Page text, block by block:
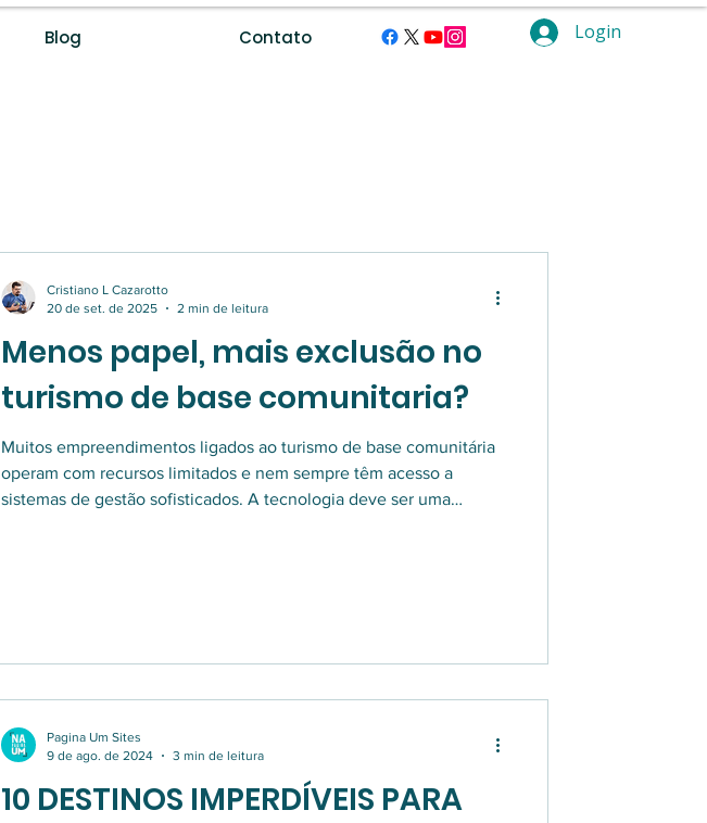
Blog Contato Login
Menos papel, mais exclusão no
turismo de base comunitaria?
Muitos empreendimentos ligados ao turismo de base comunitária
operam com recursos limitados e nem sempre têm acesso a
sistemas de gestão sofisticados. A tecnologia deve ser uma
Cristiano L Cazarotto
20 de set. de 2025
2 min de leitura
10 DESTINOS IMPERDÍVEIS PARA
Pagina Um Sites
9 de ago. de 2024
3 min de leitura